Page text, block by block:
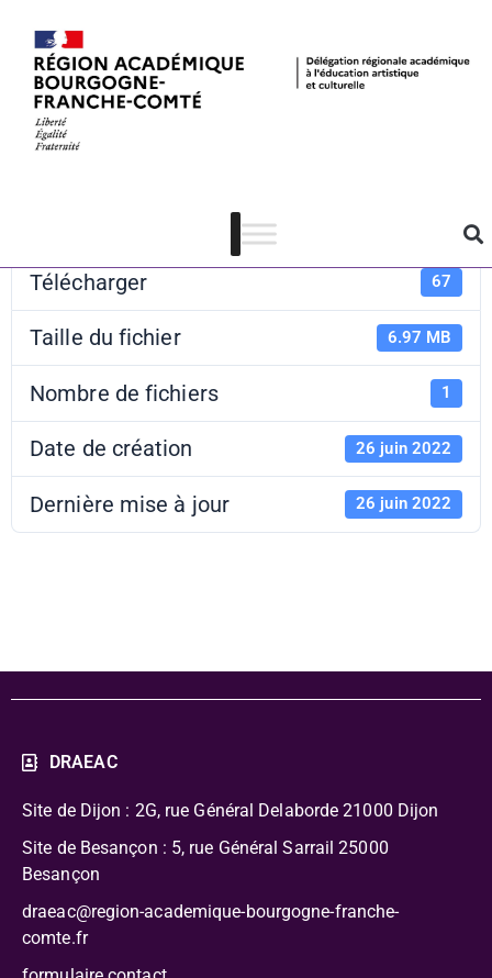
Photo langage
Télécharger 67
Taille du fichier 6.97 MB
Nombre de fichiers 1
Date de création 26 juin 2022
Dernière mise à jour 26 juin 2022
DRAEAC
Site de Dijon : 2G, rue Général Delaborde 21000 Dijon
Site de Besançon : 5, rue Général Sarrail 25000
Besançon
draeac@region-academique-bourgogne-franche-
comte.fr